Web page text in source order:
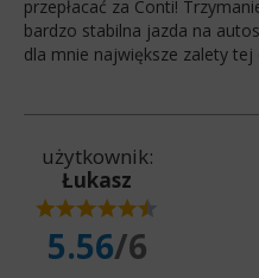
przepłacać za Conti!
bardzo stabilna jazda na
dla mnie największe zalety tej
użytkownik:
Łukasz
5.56/6